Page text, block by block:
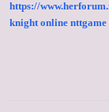
https://
knight online nttgame